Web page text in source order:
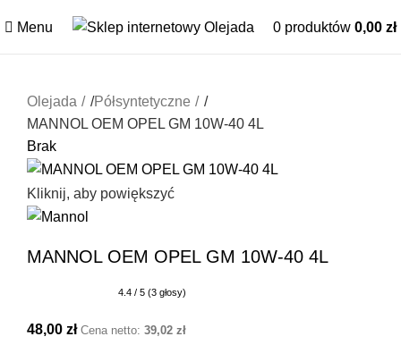
Menu 0 produktów 0,00 zł
Olejada /Półsyntetyczne
/
MANNOL OEM OPEL GM 10W-40 4L
Brak
Kliknij, aby powiększyć
MANNOL OEM OPEL GM 10W-40 4L
4.4 / 5 (3 głosy)
48,00 zł Cena netto: 39,02 zł